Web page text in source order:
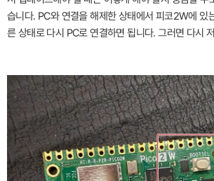
습니다. PC와 연결을 해제한 상태에서 피코2W에 있
른 상태로 다시 PC로 연결하면 됩니다. 그러면 다시